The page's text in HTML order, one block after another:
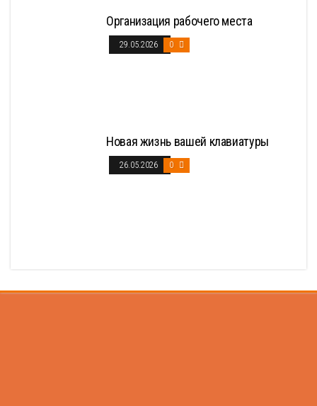
Организация рабочего места
29.05.2026 0
Новая жизнь вашей клавиатуры
26.05.2026 0